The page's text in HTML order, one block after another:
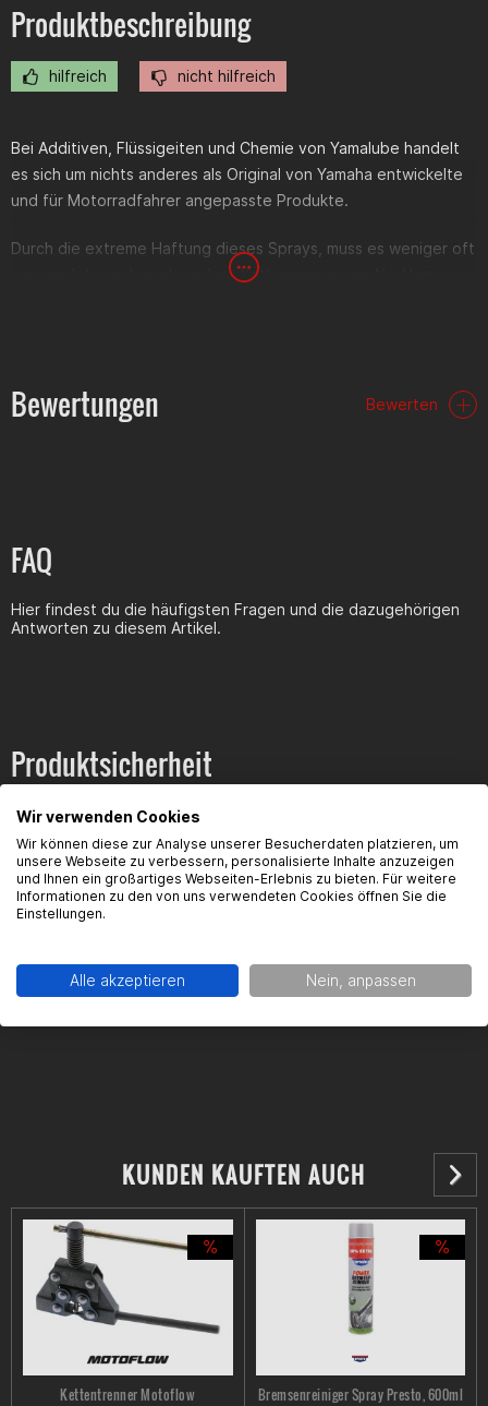
Produktbeschreibung
hilfreich nicht hilfreich
Bei Additiven, Flüssigeiten und Chemie von Yamalube handelt
es sich um nichts anderes als Original von Yamaha entwickelte
und für Motorradfahrer angepasste Produkte.
Durch die extreme Haftung dieses Sprays, muss es weniger oft
verwendet werden, als andere Kettensprays von No-Name
längere Lebensdauer und ist bestens gegen Dreck und Rost
Fahrzeugreinigung)
Enthält PTFE und andere Additive für erhöhte Verschleiß-
Schützt O/X/Z-Ringe und hält sie geschmeidig
Geeignet auch abseits der Straße
GHS Gefahrensymbole:
GHS09
Bewertungen Bewerten
FAQ
Hier findest du die häufigsten Fragen und die dazugehörigen
Antworten zu diesem Artikel.
Produktsicherheit
Kontaktinformationen des Herstellers:
YAMAHA MOTOR EUROPE N.V.
Hansemannstraße 12
Kontakt:info@yamaha-motor.de
KUNDEN KAUFTEN AUCH
Kettentrenner Motoflow Bremsenreiniger Spray Presto, 600ml
Wir verwenden Cookies
Wir können diese zur Analyse unserer Besucherdaten platzieren, um
unsere Webseite zu verbessern, personalisierte Inhalte anzuzeigen
und Ihnen ein großartiges Webseiten-Erlebnis zu bieten. Für weitere
Informationen zu den von uns verwendeten Cookies öffnen Sie die
Einstellungen.
Alle akzeptieren Nein, anpassen